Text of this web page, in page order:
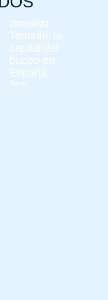
28/02/2022
Tenerife, la
capital del
buceo en
España
Buceo